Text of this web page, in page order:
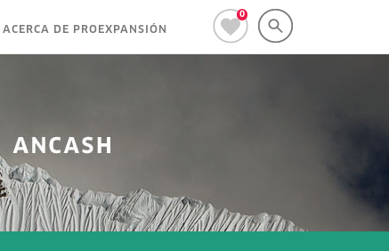
0
ACERCA DE PROEXPANSIÓN